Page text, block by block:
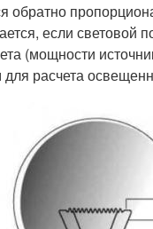
обратно
если световой
(мощности
расчета